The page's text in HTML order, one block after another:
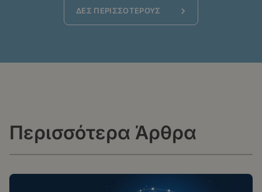
ΔΕΣ ΠΕΡΙΣΣΟΤΕΡΟΥΣ
Περισσότερα Άρθρα